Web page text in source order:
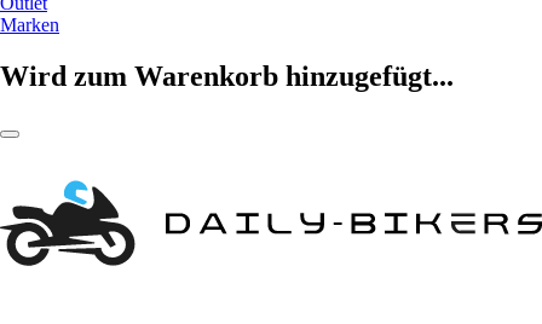
Marken
Wird zum Warenkorb hinzugefügt...